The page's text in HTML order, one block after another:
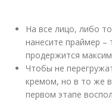
На все лицо, либо
нанесите праймер –
продержится
Чтобы не
кремом, но в то же
первом этапе